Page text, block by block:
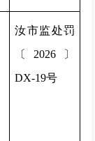
汝市监处罚
〔2026〕
DX-19号